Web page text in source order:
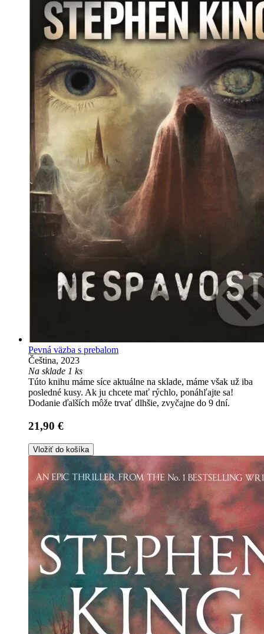
Pevná väzba s prebalom
Čeština, 2023
Na sklade 1 ks
Túto knihu máme síce aktuálne na sklade, máme však už iba
posledné kusy. Ak ju chcete mať rýchlo, ponáhľajte sa!
Dodanie ďalších môže trvať dlhšie, zvyčajne do 9 dní.
21,90 €
Vložiť do košíka